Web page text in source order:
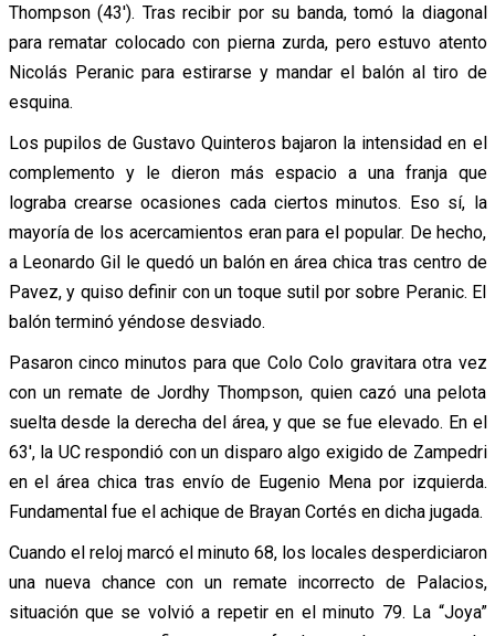
Thompson (43′). Tras recibir por su banda, tomó la diagonal
para rematar colocado con pierna zurda, pero estuvo atento
Nicolás Peranic para estirarse y mandar el balón al tiro de
esquina.
Los pupilos de Gustavo Quinteros bajaron la intensidad en el
complemento y le dieron más espacio a una franja que
lograba crearse ocasiones cada ciertos minutos. Eso sí, la
mayoría de los acercamientos eran para el popular. De hecho,
a Leonardo Gil le quedó un balón en área chica tras centro de
Pavez, y quiso definir con un toque sutil por sobre Peranic. El
balón terminó yéndose desviado.
Pasaron cinco minutos para que Colo Colo gravitara otra vez
con un remate de Jordhy Thompson, quien cazó una pelota
suelta desde la derecha del área, y que se fue elevado. En el
63′, la UC respondió con un disparo algo exigido de Zampedri
en el área chica tras envío de Eugenio Mena por izquierda.
Fundamental fue el achique de Brayan Cortés en dicha jugada.
Cuando el reloj marcó el minuto 68, los locales desperdiciaron
una nueva chance con un remate incorrecto de Palacios,
situación que se volvió a repetir en el minuto 79. La “Joya”